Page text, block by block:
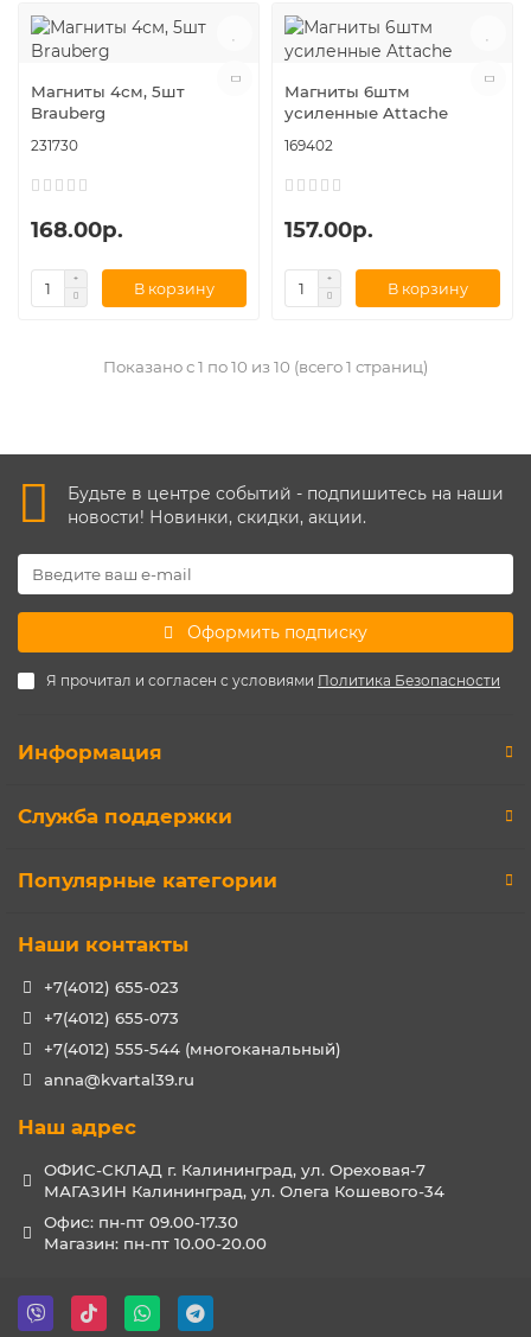
Магниты 4см, 5шт
Brauberg
231730
168.00р.
В корзину
Магниты 6штм
усиленные Attache
169402
157.00р.
В корзину
Показано с 1 по 10 из 10 (всего 1 страниц)
Будьте в центре событий - подпишитесь на наши
новости! Новинки, скидки, акции.
Оформить подписку
Я прочитал и согласен с условиями Политика Безопасности
Информация
Служба поддержки
Популярные категории
Наши контакты
+7(4012) 655-023
+7(4012) 655-073
+7(4012) 555-544 (многоканальный)
anna@kvartal39.ru
Наш адрес
ОФИС-СКЛАД г. Калининград, ул. Ореховая-7
МАГАЗИН Калининград, ул. Олега Кошевого-34
Офис: пн-пт 09.00-17.30
Магазин: пн-пт 10.00-20.00